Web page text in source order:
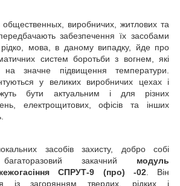
общественных, виробничих, житлових та
забезпечення їх засобами
мова, в даному випадку, йде про
систем боротьби з вогнем, які
на значне підвищення температури.
у великих виробничих цехах і
бути актуальним і для різних
електрощитових, офісів та інших
засобів захисту, добро собі
багаторазовий закачний модуль
СПРУТ-9 (про) -02. Він
із загорянням твердих, рідких і